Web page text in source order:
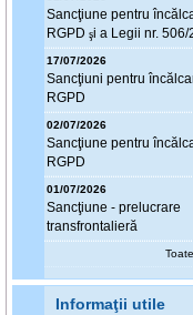
Sancţiune pentru
RGPD şi a Legii nr. 506/
17/07/2026
Sancţiuni pentru
RGPD
02/07/2026
Sancţiune pentru
RGPD
01/07/2026
Sancţiune - prelucrare
transfrontalieră
Informaţii utile